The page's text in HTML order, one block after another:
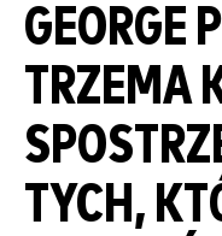
GEORGE
TRZEMA
TYCH,